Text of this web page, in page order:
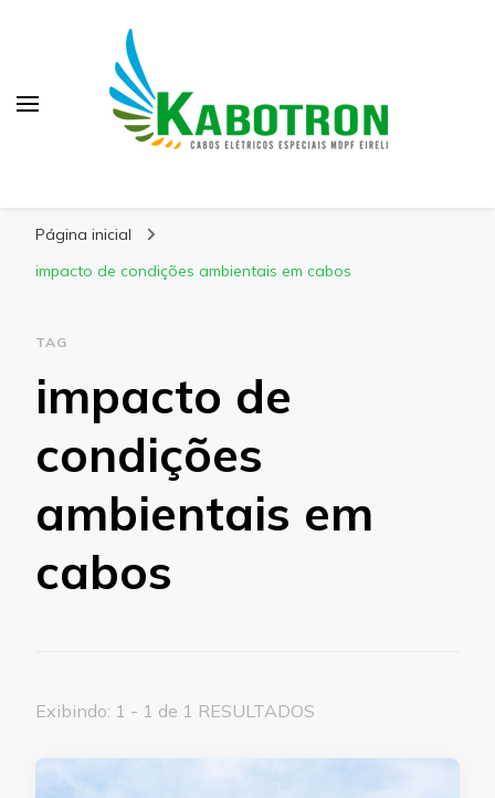
Página inicial
impacto de condições ambientais em cabos
TAG
impacto de
condições
ambientais em
cabos
Exibindo: 1 - 1 de 1 RESULTADOS